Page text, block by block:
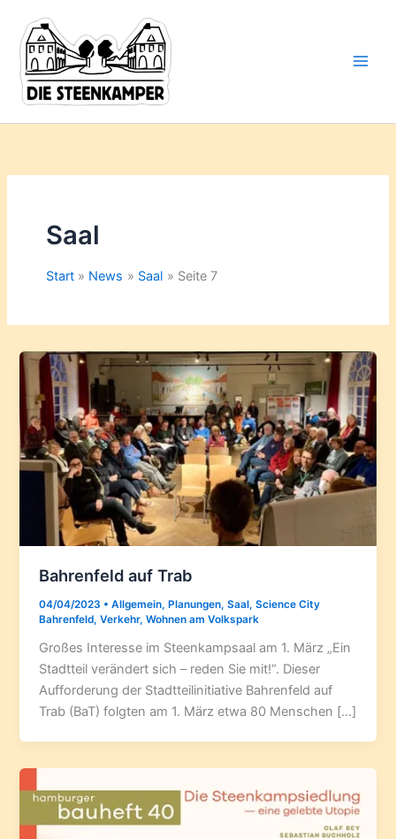
Inhalt
springen
Saal
Start News Saal Seite 7
Bahrenfeld auf Trab
04/04/2023 •Allgemein,Planungen,Saal,Science City
Bahrenfeld,Verkehr,Wohnen am Volkspark
Großes Interesse im Steenkampsaal am 1. März „Ein
Stadtteil verändert sich – reden Sie mit!“. Dieser
Aufforderung der Stadtteilinitiative Bahrenfeld auf
Trab (BaT) folgten am 1. März etwa 80 Menschen […]
deine
Mail-
Adresse
ein ...